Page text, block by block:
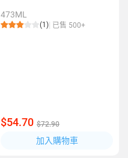
473ML
(1) 已售 500+
$54.70 $72.90
加入購物車